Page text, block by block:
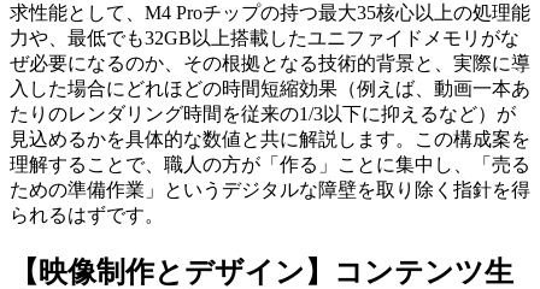
求性能として、M4 Proチップの持つ最大35核心以上の処理能
力や、最低でも32GB以上搭載したユニファイドメモリがな
ぜ必要になるのか、その根拠となる技術的背景と、実際に導
入した場合にどれほどの時間短縮効果（例えば、動画一本あ
たりのレンダリング時間を従来の1/3以下に抑えるなど）が
見込めるかを具体的な数値と共に解説します。この構成案を
理解することで、職人の方が「作る」ことに集中し、「売る
ための準備作業」というデジタルな障壁を取り除く指針を得
られるはずです。
【映像制作とデザイン】コンテンツ生